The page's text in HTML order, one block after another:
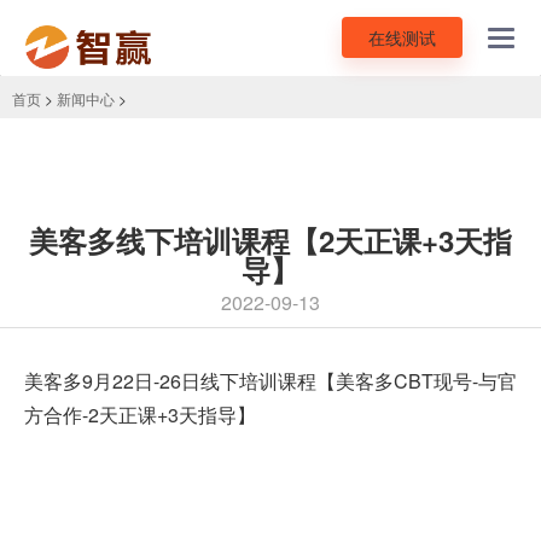
在线测试
首页 > 新闻中心 >
美客多线下培训课程【2天正课+3天指
导】
2022-09-13
美客多9月22日-26日线下培训课程【美客多CBT现号-与官
方合作-2天正课+3天指导】